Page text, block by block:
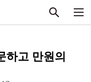
하고 만원의